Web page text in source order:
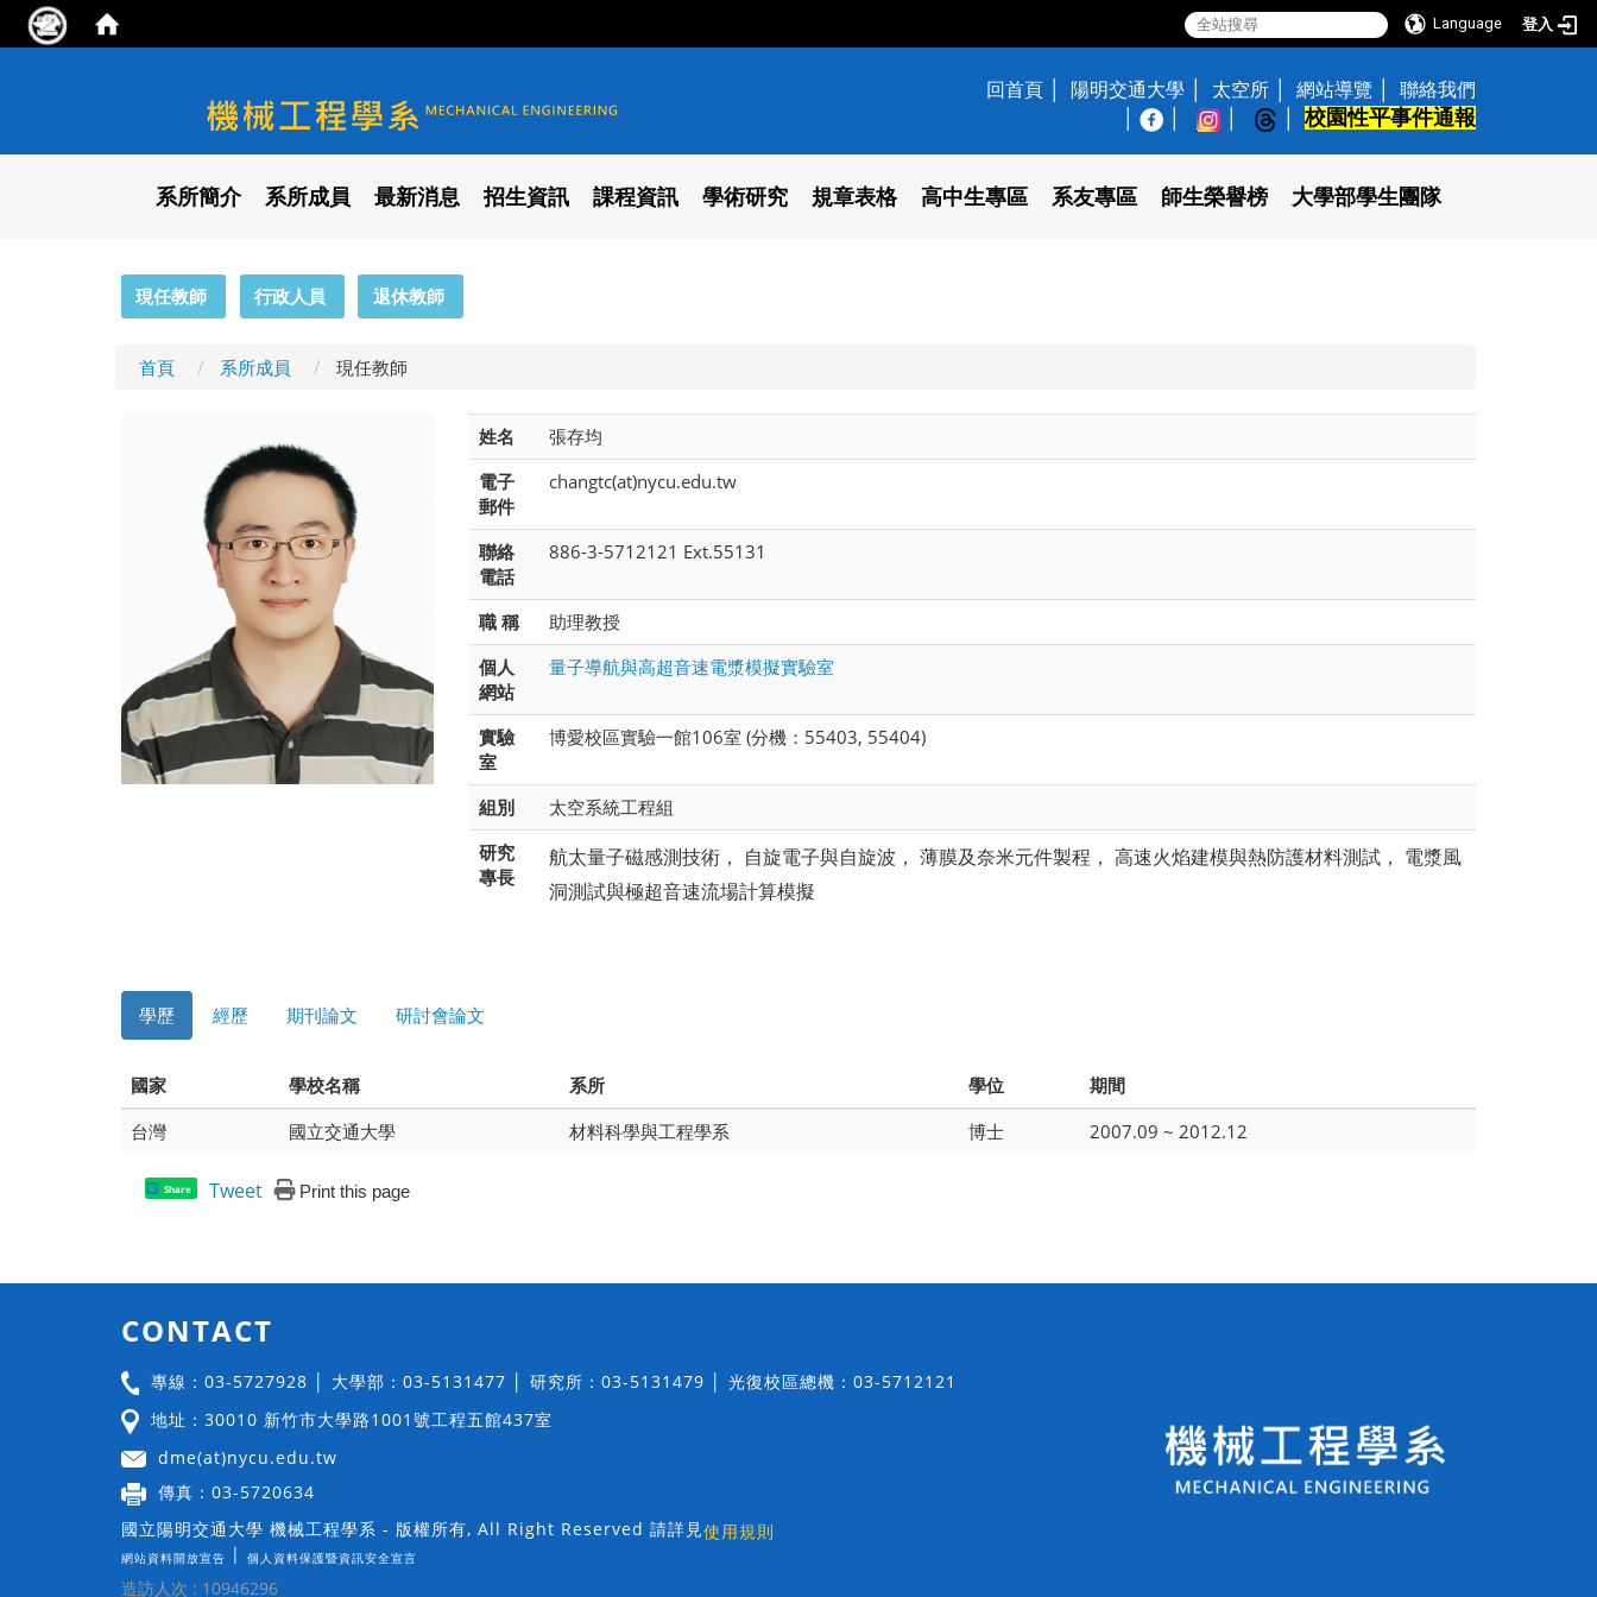
Language 登入
國立陽明交通大學 機械工程學系
回首頁 陽明交通大學 太空所 網站導覽
聯絡我們
校園性平事件通報
系所簡介 系所成員 最新消息 招生資訊 課程資訊 學術研究 規章表格 高中生專區 系友專區 師生榮譽榜 大學部學生團隊
現任教師 行政人員 退休教師
首頁 系所成員 現任教師
姓名
張存均
電子
郵件
changtc(at)nycu.edu.tw
聯絡
電話
886-3-5712121 Ext.55131
職 稱
助理教授
個人
網站
量子導航與高超音速電漿模擬實驗室
實驗
室
博愛校區實驗一館106室 (分機：55403, 55404)
組別
太空系統工程組
研究
專長
航太量子磁感測技術， 自旋電子與自旋波， 薄膜及奈米元件製程， 高速火焰建模與熱防護材料測試，
電漿風
洞測試與極超音速流場計算模擬
學歷 經歷 期刊論文 研討會論文
國家 學校名稱 系所 學位
期間
台灣
國立交通大學 材料科學與工程學系 博士 2007.09 ~ 2012.12
Share Tweet Print this page
CONTACT
專線：03-5727928 │ 大學部：03-5131477 │ 研究所：03-5131479 │ 光復校區總機：03-5712121
地址：30010 新竹市大學路1001號工程五館437室
dme(at)nycu.edu.tw
傳真：03-5720634
國立陽明交通大學 機械工程學系 - 版權所有, All Right Reserved 請詳見使用規則
網站資料開放宣告 | 個人資料保護暨資訊安全宣言
造訪人次 : 10946296